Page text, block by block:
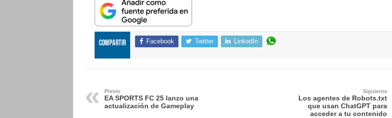
Compartir Facebook Twitter LinkedIn
Previo
EA SPORTS FC 25 lanzo una
actualización de Gameplay
Siguiente
Los agentes de Robots.txt
que usan ChatGPT para
acceder a tu contenido